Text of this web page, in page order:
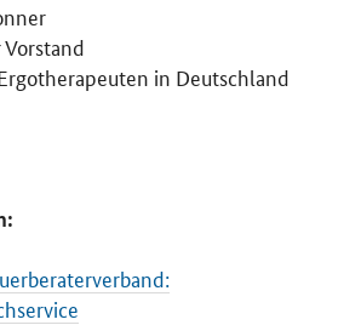
in Deutschland